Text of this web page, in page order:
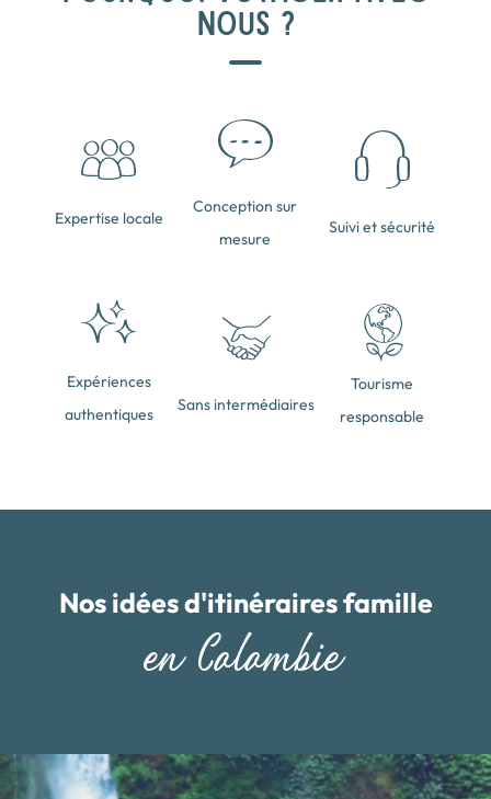
NOUS ?
Expertise locale
Conception sur
mesure
Suivi et sécurité
Expériences
authentiques
Sans intermédiaires
Tourisme
responsable
Nos idées d'itinéraires famille
en Colombie